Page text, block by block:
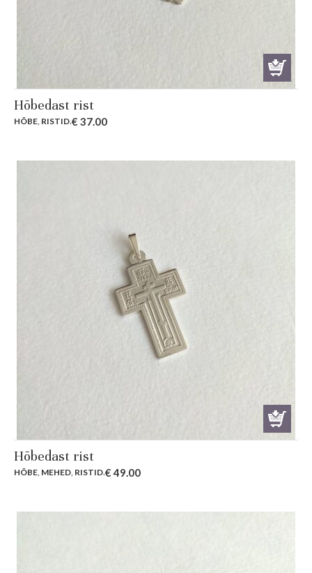
Hõbedast rist
HÕBE RISTID.€ 37.00
Hõbedast rist
HÕBE, MEHED, RISTID.€49.00